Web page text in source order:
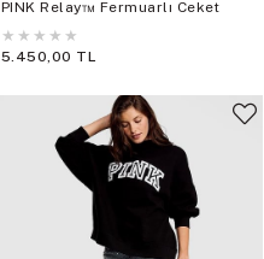
PINK Relay™ Fermuarlı Ceket
★ ★ ★ ★ ★
5.450,00 TL